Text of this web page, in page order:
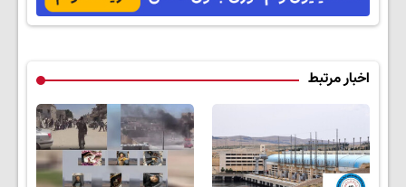
اخبار مرتبط